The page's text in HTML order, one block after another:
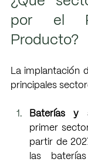
por el
Producto?
La implantación
principales
Baterías y
primer
partir de
las